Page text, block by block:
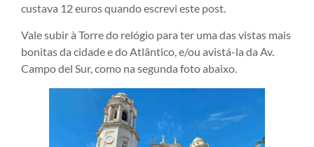
custava 12 euros quando escrevi este post.
Vale subir à Torre do relógio para ter uma das vistas mais
bonitas da cidade e do Atlântico, e/ou avistá-la da Av.
Campo del Sur, como na segunda foto abaixo.